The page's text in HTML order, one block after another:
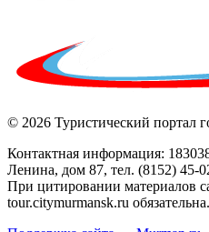
© 2026 Туристический портал
Контактная информация:
Ленина, дом 87, тел. (8152) 45-
При цитировании материалов
tour.citymurmansk.ru обязательна.